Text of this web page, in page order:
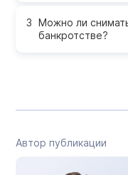
Можно ли
банкротстве?
Автор публикации